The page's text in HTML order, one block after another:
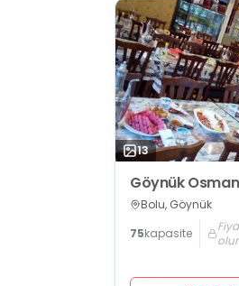
13
Göynük
Bolu, Göynük
75kapasite